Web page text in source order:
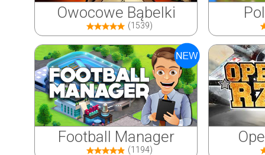
Owocowe Bąbelki
(1539)
Football Manager
(1194)